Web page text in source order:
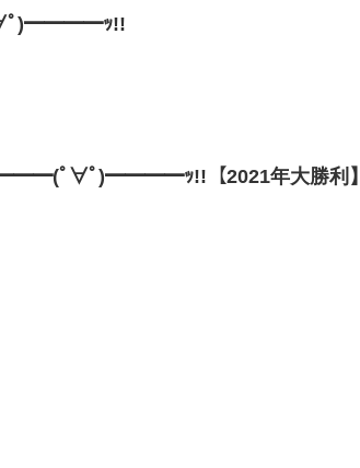
ﾟ∀ﾟ)━━━━ｯ!!
━━━━(ﾟ∀ﾟ)━━━━ｯ!!【2021年大勝利】